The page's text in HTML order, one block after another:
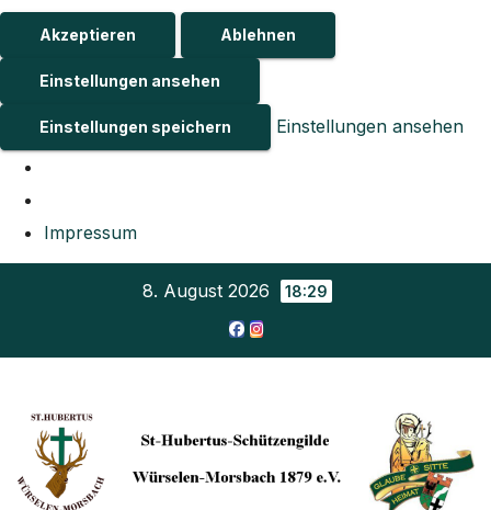
Akzeptieren Ablehnen
Einstellungen ansehen
Einstellungen speichern Einstellungen ansehen
Impressum
8. August 2026 18:29